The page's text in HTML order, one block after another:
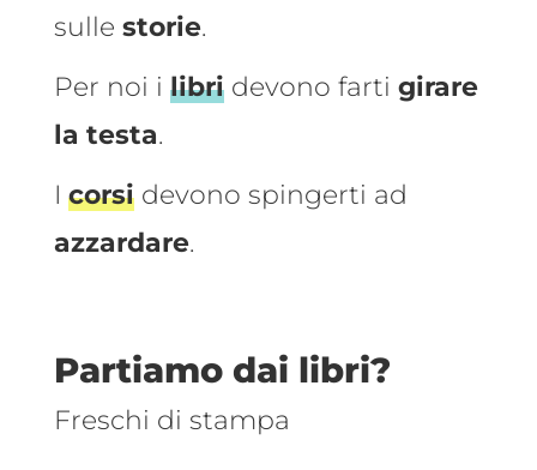
sulle storie.
Per noi i libridevono farti girare
la testa.
I corsidevono spingerti ad
azzardare.
Partiamo dai libri?
Freschi di stampa